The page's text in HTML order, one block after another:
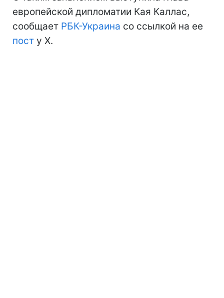
европейской дипломатии Кая Каллас,
сообщает РБК-Украина со ссылкой на ее
пост у Х.